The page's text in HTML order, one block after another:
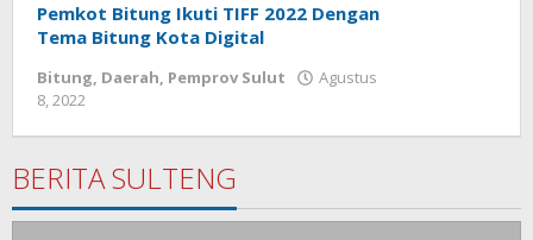
Pemkot Bitung Ikuti TIFF 2022 Dengan
Tema Bitung Kota Digital
Bitung, Daerah, Pemprov Sulut
Agustus
8, 2022
BERITA SULTENG